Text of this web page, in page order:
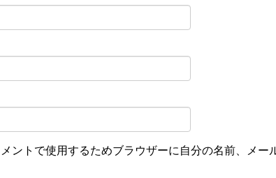
ントで使用するためブラウザーに自分の名前、メー